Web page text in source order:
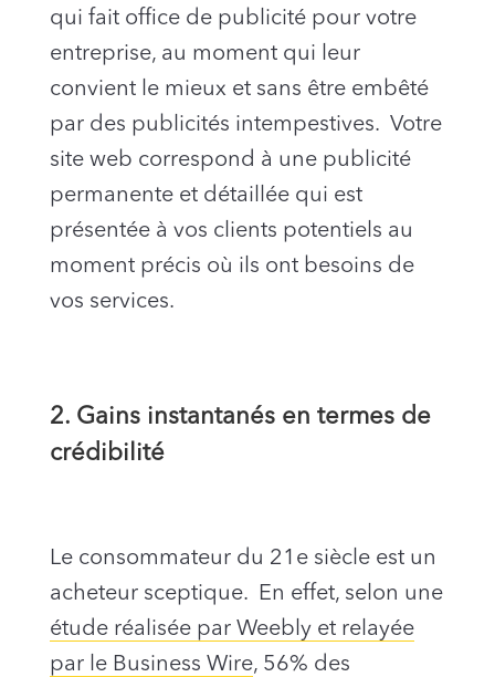
qui fait office de publicité pour votre
entreprise, au moment qui leur
convient le mieux et sans être embêté
par des publicités intempestives. Votre
site web correspond à une publicité
permanente et détaillée qui est
présentée à vos clients potentiels au
moment précis où ils ont besoins de
vos services.
2. Gains instantanés en termes de
crédibilité
Le consommateur du 21e siècle est un
acheteur sceptique. En effet, selon une
étude réalisée par Weebly et relayée
par le Business Wire, 56% des